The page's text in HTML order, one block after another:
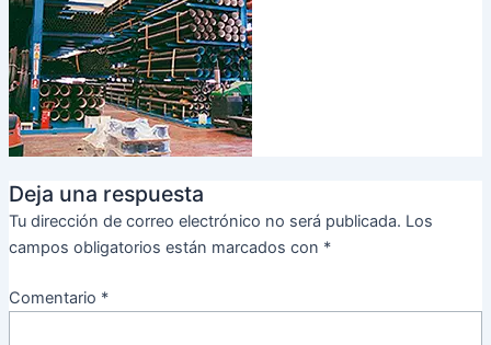
Deja una respuesta
Tu dirección de correo electrónico no será publicada. Los
campos obligatorios están marcados con *
Comentario *